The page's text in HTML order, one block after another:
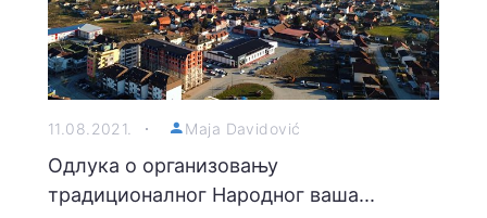
11.08.2021. Maja Davidović
Одлука о организовању
традиционалног Народног ваша...